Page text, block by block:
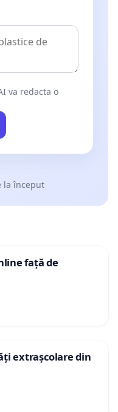
va redacta o
la început
față de
extrașcolare din